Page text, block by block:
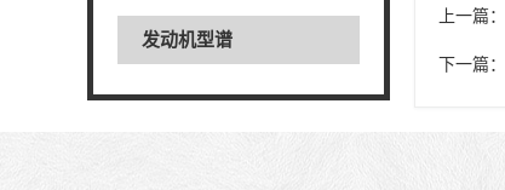
发动机型谱
上一篇：
下一篇：